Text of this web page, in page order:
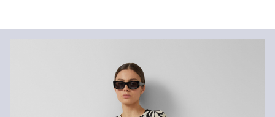
Podšívka: bez podšívky
Vaša objednávka bude odoslaná do 4-8 pracovných dní
štandardné doručenie sú 4,95 €